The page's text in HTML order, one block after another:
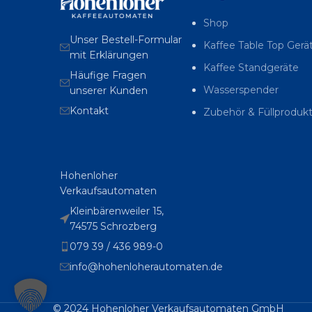
Unser Bestell-Formular
mit Erklärungen
Häufige Fragen
unserer Kunden
Kontakt
Hohenloher
Verkaufsautomaten
Kleinbärenweiler 15,
74575 Schrozberg
079 39 / 436 989-0
info@hohenloherautomaten.de
Shop
Kaffee Table Top
Kaffee Standgeräte
Wasserspender
Zubehör &
© 2024 Hohenloher Verkaufsautomaten GmbH